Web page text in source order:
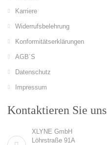
Karriere
Widerrufsbelehrung
Konformitätserklärungen
AGB´S
Datenschutz
Impressum
Kontaktieren Sie uns
XLYNE GmbH
Löhrstraße 91A